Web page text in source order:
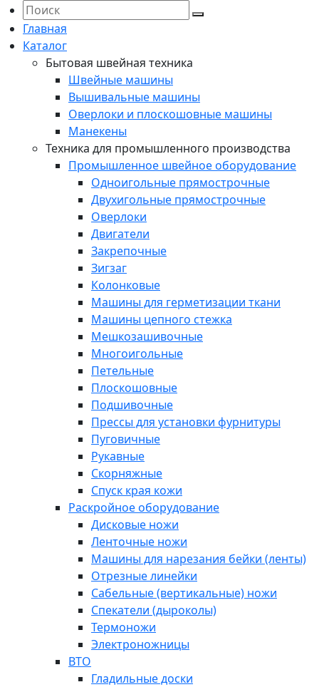
Главная
Каталог
Бытовая швейная техника
Швейные машины
Вышивальные машины
Оверлоки и плоскошовные машины
Манекены
Техника для промышленного производства
Промышленное швейное оборудование
Одноигольные прямострочные
Двухигольные прямострочные
Оверлоки
Двигатели
Закрепочные
Зигзаг
Колонковые
Машины для герметизации ткани
Машины цепного стежка
Мешкозашивочные
Многоигольные
Петельные
Плоскошовные
Подшивочные
Прессы для установки фурнитуры
Пуговичные
Рукавные
Скорняжные
Спуск края кожи
Раскройное оборудование
Дисковые ножи
Ленточные ножи
Машины для нарезания бейки (ленты)
Отрезные линейки
Сабельные (вертикальные) ножи
Спекатели (дыроколы)
Термоножи
Электроножницы
ВТО
Гладильные доски